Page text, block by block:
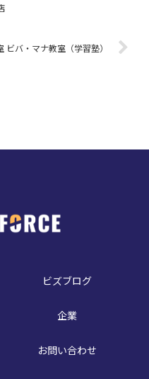
ビバ・マナ教室（学習塾）
ビズブログ
企業
お問い合わせ